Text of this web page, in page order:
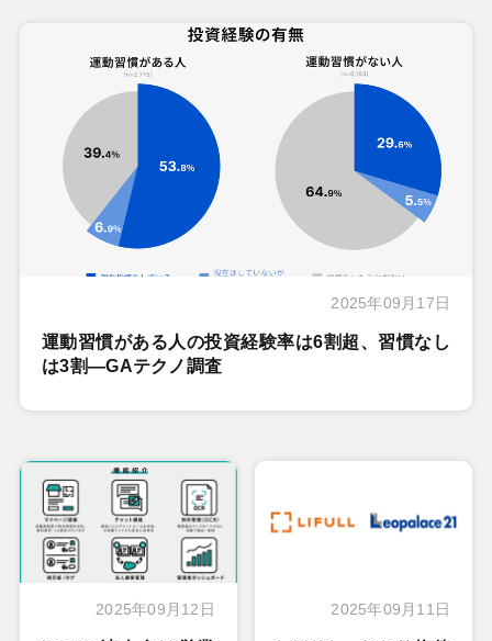
2025年09月17日
運動習慣がある人の投資経験率は6割超、習慣なし
は3割―GAテクノ調査
2025年09月12日 2025年09月11日